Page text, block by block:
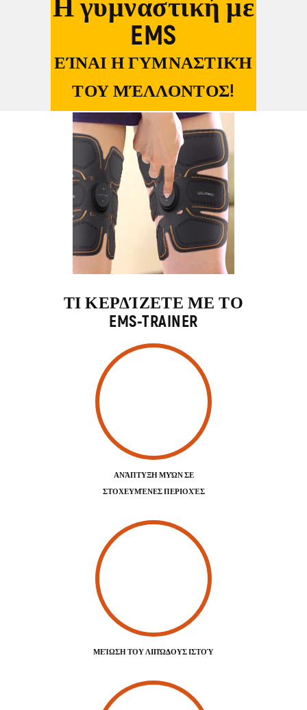
EMS
ΕΊΝΑΙ Η ΓΥΜΝΑΣΤΙΚΉ
ΤΟΥ ΜΈΛΛΟΝΤΟΣ!
ΤΙ ΚΕΡΔΊΖΕΤΕ ΜΕ ΤΟ
EMS-TRAINER
ΑΝΆΠΤΥΞΗ ΜΥΏΝ ΣΕ
ΣΤΟΧΕΥΜΈΝΕΣ ΠΕΡΙΟΧΈΣ
ΜΕΊΩΣΗ ΤΟΥ ΛΙΠΏΔΟΥΣ ΙΣΤΟΎ